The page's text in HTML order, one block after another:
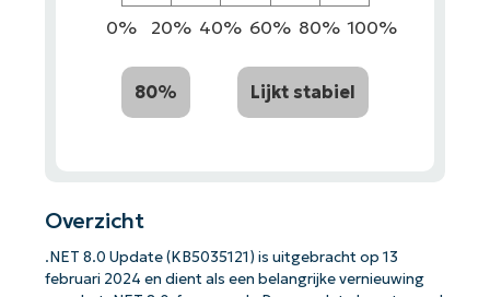
0% 20% 40% 60% 80% 100%
80% Lijkt stabiel
Overzicht
.NET 8.0 Update (KB5035121) is uitgebracht op 13
februari 2024 en dient als een belangrijke vernieuwing